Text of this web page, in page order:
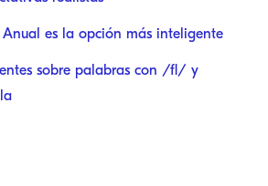
Anual es la opción más inteligente
sobre palabras con /fl/ y